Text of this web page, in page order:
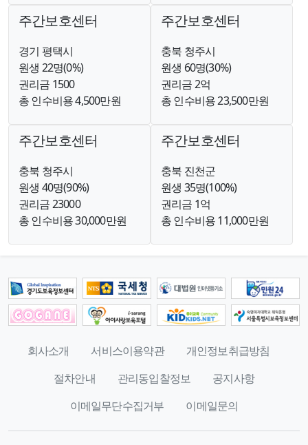
주간보호센터
경기 평택시
원생 22명(0%)
권리금 1500
총 인수비용 4,500만원
주간보호센터
충북 청주시
원생 60명(30%)
권리금 2억
총 인수비용 23,500만원
주간보호센터
충북 청주시
원생 40명(90%)
권리금 23000
총 인수비용 30,000만원
주간보호센터
충북 진천군
원생 35명(100%)
권리금 1억
총 인수비용 11,000만원
회사소개 서비스이용약관
개인정보취급방침
절차안내
관리동입찰정보
공지사항
이메일무단수집거부
이메일문의